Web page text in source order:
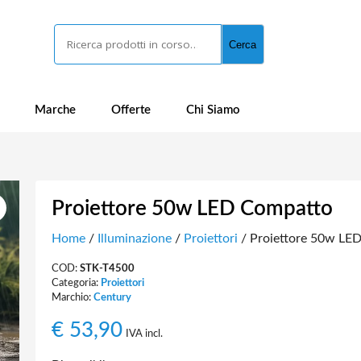
Cerca
Marche Offerte Chi Siamo
Proiettore 50w LED Compatto
Home/ Illuminazione/ Proiettori / Proiettore 50w
COD: STK-T4500
Categoria: Proiettori
Marchio: Century
€53,90 IVA incl.